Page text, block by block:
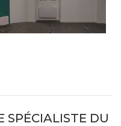
SPÉCIALISTE DU